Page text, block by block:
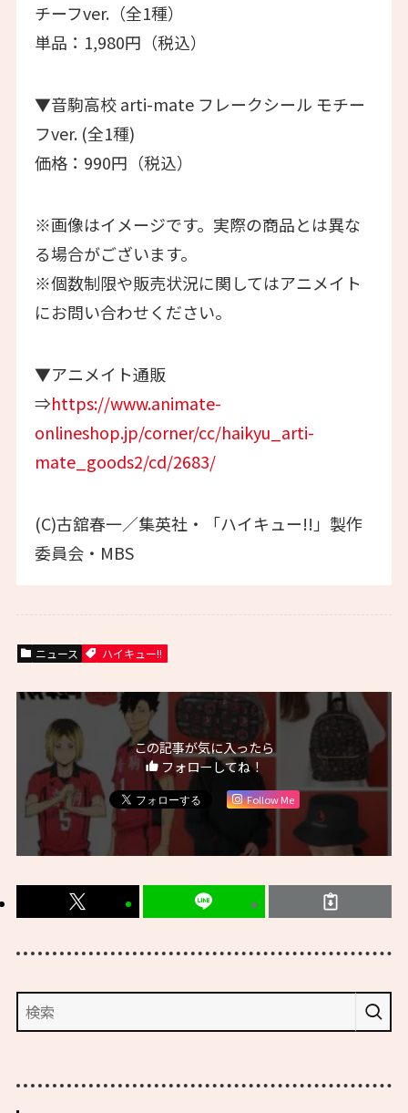
チーフver.（全1種）
単品：1,980円（税込）
▼音駒高校 arti-mate フレークシール モチー
フver. (全1種)
価格：990円（税込）
※画像はイメージです。実際の商品とは異な
る場合がございます。
※個数制限や販売状況に関してはアニメイト
にお問い合わせください。
▼アニメイト通販
⇒https://www.animate-
onlineshop.jp/corner/cc/haikyu_arti-
mate_goods2/cd/2683/
(C)古舘春一／集英社・「ハイキュー!!」製作
委員会・MBS
ニュース ハイキュー!!
この記事が気に入ったら
フォローしてね！
Follow Me